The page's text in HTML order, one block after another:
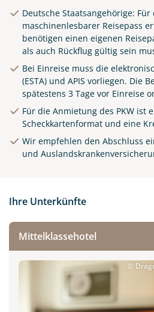
New Orleans in
USA
Deutsche Staatsangehörige:
maschinenlesbarer Reisepass
benötigen einen eigenen
als auch Rückflug gültig sein
Bei Einreise muss die
(ESTA) und APIS vorliegen. Die
spätestens 3 Tage vor Einreise
Für die Anmietung des PKW ist
Scheckkartenformat und eine
Wir empfehlen den Abschluss
und
Ihre Unterkünfte
Mittelklassehotel
©